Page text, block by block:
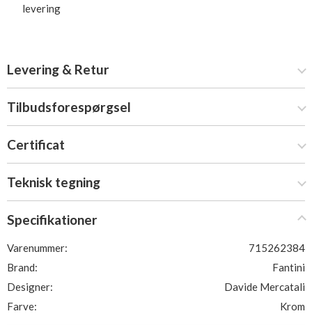
levering
Levering & Retur
Tilbudsforespørgsel
Certificat
Teknisk tegning
Specifikationer
Varenummer:
715262384
Brand:
Fantini
Designer:
Davide Mercatali
Farve:
Krom